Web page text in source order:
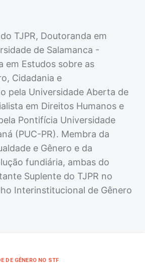
TJPR, Doutoranda em
de Salamanca -
em Estudos sobre as
Cidadania e
pela Universidade Aberta de
em Direitos Humanos e
Pontifícia Universidade
(PUC-PR). Membra da
e Gênero e da
fundiária, ambas do
Suplente do TJPR no
Interinstitucional de Gênero
DE GÊNERO NO STF